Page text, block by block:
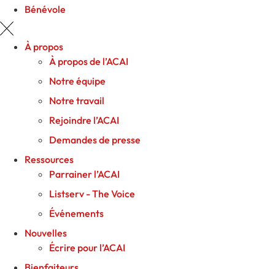
Bénévole
À propos
À propos de l’ACAI
Notre équipe
Notre travail
Rejoindre l’ACAI
Demandes de presse
Ressources
Parrainer l’ACAI
Listserv - The Voice
Événements
Nouvelles
Écrire pour l’ACAI